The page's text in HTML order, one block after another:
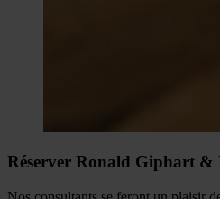
Réserver Ronald Giphart